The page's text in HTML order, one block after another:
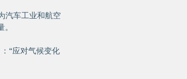
汽车工业和航空
“应对气候变化